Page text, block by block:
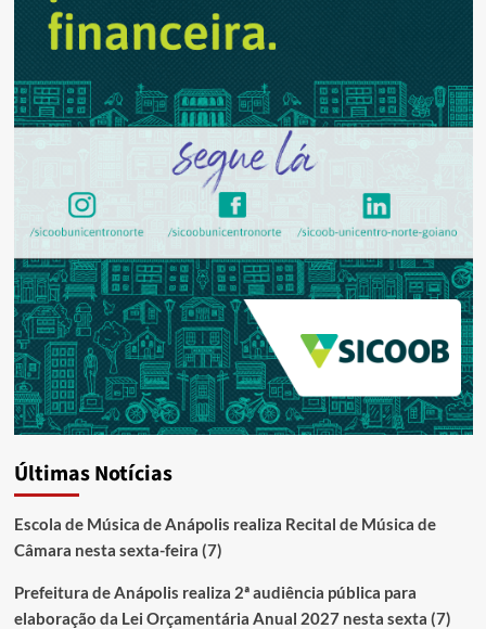
Últimas Notícias
Escola de Música de Anápolis realiza Recital de Música de
Câmara nesta sexta-feira (7)
Prefeitura de Anápolis realiza 2ª audiência pública para
elaboração da Lei Orçamentária Anual 2027 nesta sexta (7)